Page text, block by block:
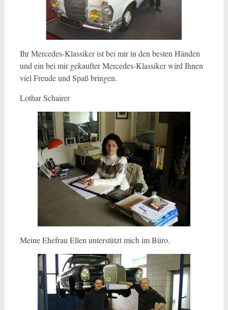
Ihr Mercedes-Klassiker ist bei mir in den besten Händen
und ein bei mir gekaufter Mercedes-Klassiker wird Ihnen
viel Freude und Spaß bringen.
Lothar Schairer
Meine Ehefrau Ellen unterstützt mich im Büro.